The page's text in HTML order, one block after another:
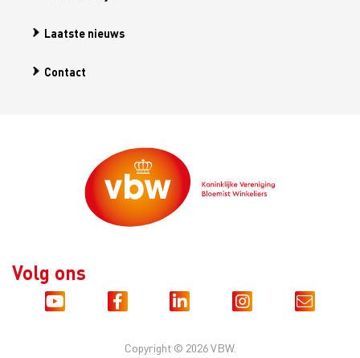
Laatste nieuws
Contact
Copyright © 2026 VBW.
Volg ons